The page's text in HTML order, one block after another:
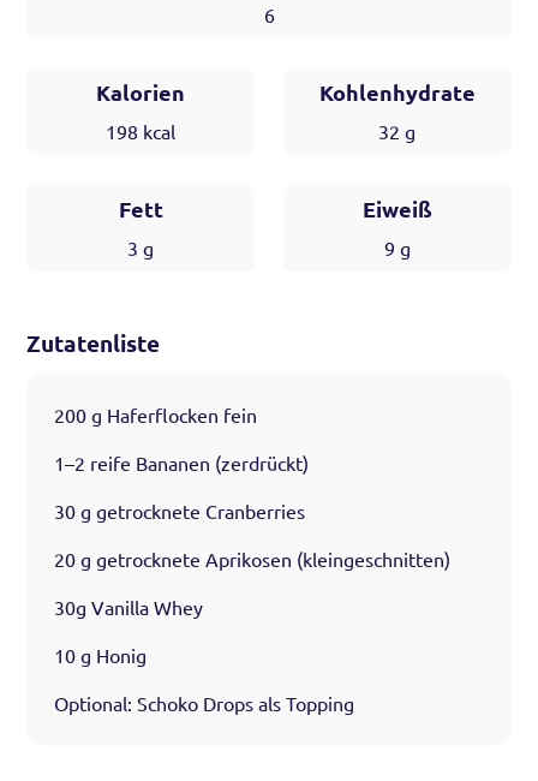
6
Kalorien
198 kcal
Kohlenhydrate
32 g
Fett
3 g
Eiweiß
9 g
Zutatenliste
200 g Haferflocken fein
1–2 reife Bananen (zerdrückt)
30 g getrocknete Cranberries
20 g getrocknete Aprikosen (kleingeschnitten)
30g Vanilla Whey
10 g Honig
Optional: Schoko Drops als Topping